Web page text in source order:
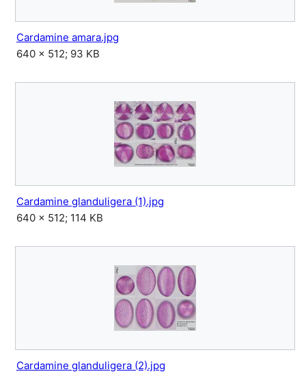
Cardamine amara.jpg
640 × 512; 93 KB
Cardamine glanduligera (1).jpg
640 × 512; 114 KB
Cardamine glanduligera (2).jpg